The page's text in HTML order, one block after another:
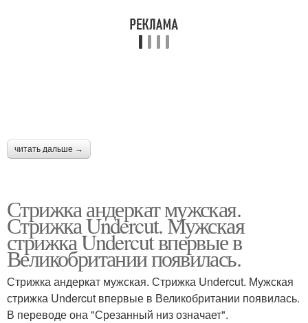
читать дальше →
Стрижка андеркат мужская.
Стрижка Undercut. Мужская
стрижка Undercut впервые в
Великобритании появилась.
Стрижка андеркат мужская. Стрижка Undercut. Мужская
стрижка Undercut впервые в Великобритании появилась.
В переводе она "Срезанный низ означает".